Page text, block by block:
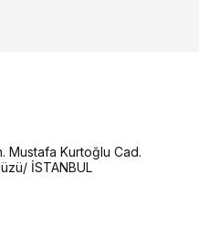
Mustafa Kurtoğlu Cad.
İSTANBUL